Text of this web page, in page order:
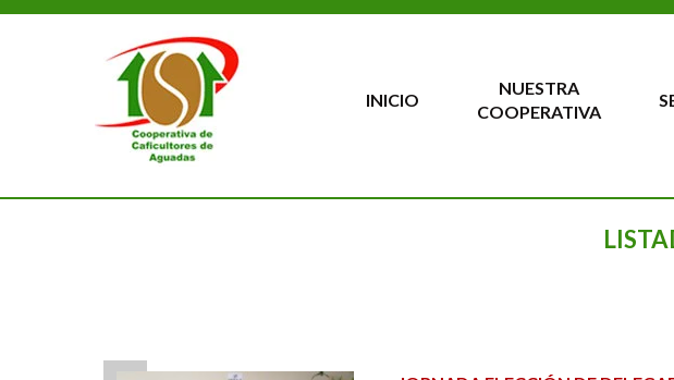
INICIO
NUESTRA
COOPERATIVA